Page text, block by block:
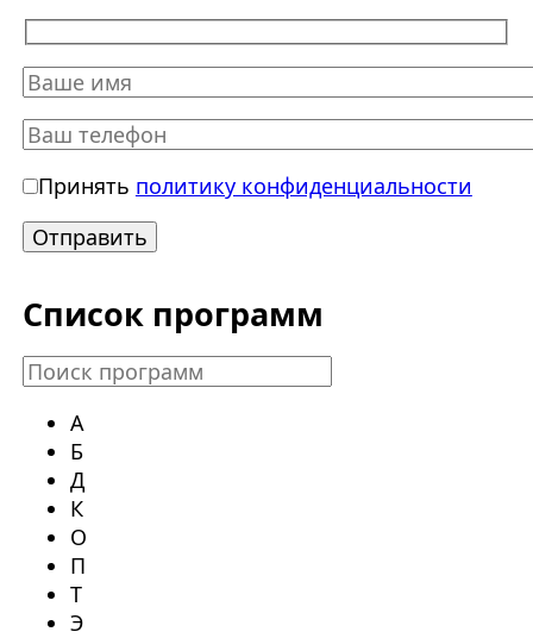
Принять политику конфиденциальности
Список программ
А
Б
Д
К
О
П
Т
Э